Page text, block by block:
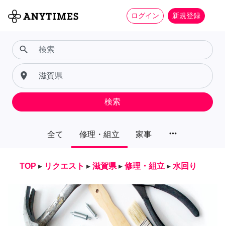
ログイン 新規登録
全て 修理・組立 家事 more_horiz
search
place
検索
TOP ▸ リクエスト ▸ 滋賀県 ▸ 修理・組立 ▸ 水回り